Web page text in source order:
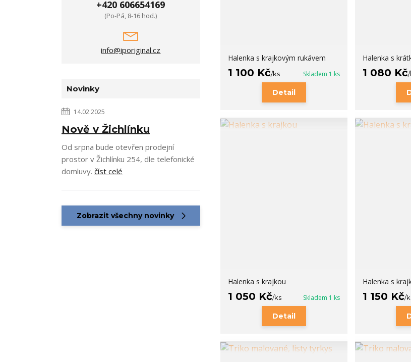
Halenka s krajkovým rukávem
1 100 Kč/ks Skladem 1 ks
Detail
Halenka s
1 080 Kč/
Halenka s krajkou
1 050 Kč/ks Skladem 1 ks
Detail
Halenka s
1 150 Kč/
+420 606654169
(Po-Pá, 8-16 hod.)
info@iporiginal.cz
Novinky
14.02.2025
Nově v Žichlínku
Od srpna bude otevřen prodejní
prostor v Žichlínku 254, dle telefonické
domluvy. číst celé
Zobrazit všechny novinky